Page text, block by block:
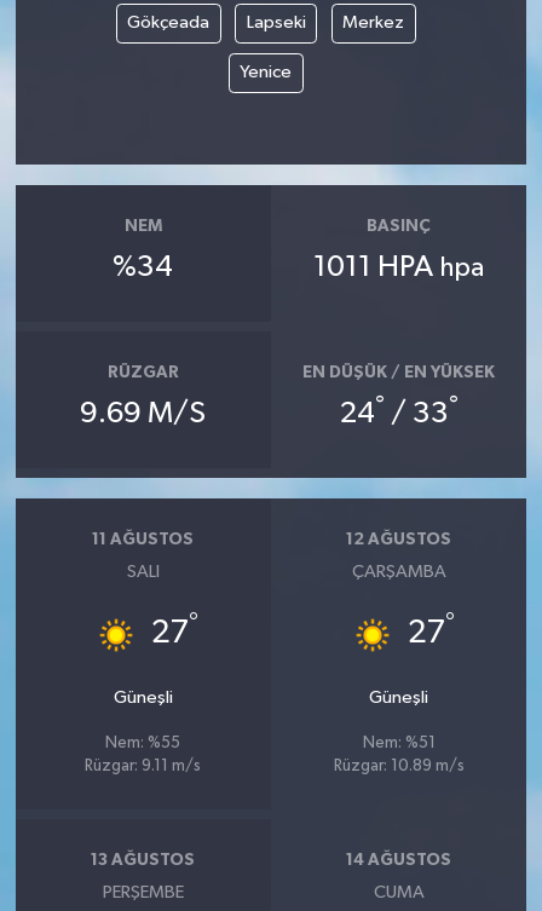
Gökçeada Lapseki Merkez
Yenice
NEM
%34
BASINÇ
1011 HPA hpa
RÜZGAR
9.69 M/S
EN DÜŞÜK / EN YÜKSEK
24° / 33°
11 AĞUSTOS
SALI
27°
Güneşli
Nem: %55
Rüzgar: 9.11 m/s
12 AĞUSTOS
ÇARŞAMBA
27°
Güneşli
Nem: %51
Rüzgar: 10.89 m/s
13 AĞUSTOS
PERŞEMBE
14 AĞUSTOS
CUMA